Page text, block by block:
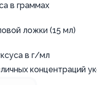
в граммах
ложки (15 мл)
в г/мл
концентраций